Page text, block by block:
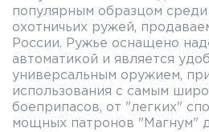
популярным образцом
охотничьих ружей,
России. Ружье оснащено
автоматикой и является
универсальным оружием,
использования с самым
боеприпасов, от "легких"
мощных патронов "Магнум"